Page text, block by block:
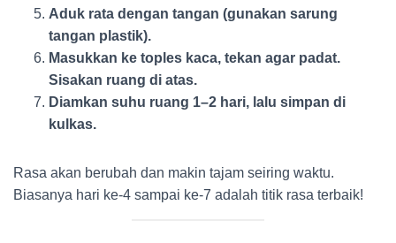
Aduk rata dengan tangan (gunakan sarung
tangan plastik).
Masukkan ke toples kaca, tekan agar padat.
Sisakan ruang di atas.
Diamkan suhu ruang 1–2 hari, lalu simpan di
kulkas.
Rasa akan berubah dan makin tajam seiring waktu.
Biasanya hari ke-4 sampai ke-7 adalah titik rasa terbaik!